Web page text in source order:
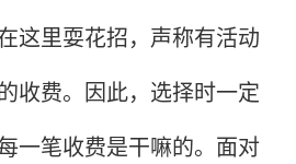
这里耍花招，声称有活动
收费。因此，选择时一定
一笔收费是干嘛的。面对